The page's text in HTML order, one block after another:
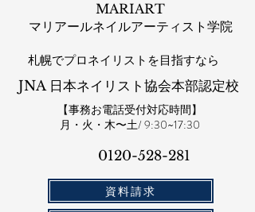
MARIART
マリアールネイルアーティスト学院
札幌​でプロネイリストを目指すなら
JNA 日本ネイリスト協会本部認定校
【事務お電話受付対応時間】
​月・火・木〜土/ 9:30~17:30
0120-528-281​
資料請求